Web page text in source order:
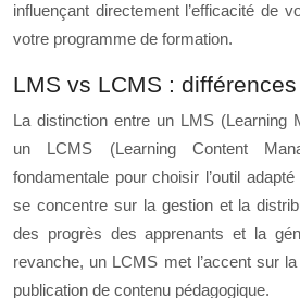
influençant directement l’efficacité de
votre programme de formation.
LMS vs LCMS :
La distinction entre un LMS (Learning
un LCMS (Learning Content
fondamentale pour choisir l’outil
se concentre sur la gestion et la
des progrès des apprenants et la
revanche, un LCMS met l’accent sur
publication de contenu pédagogique.